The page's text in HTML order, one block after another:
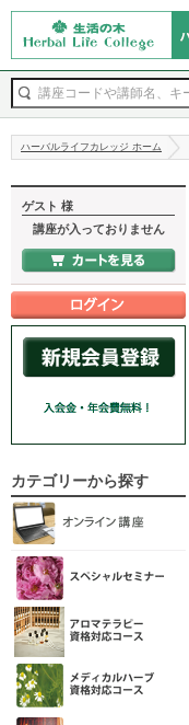
ハーバルライフカレッジ ホーム
ゲスト 様
講座が入っておりません
カテゴリーから探す